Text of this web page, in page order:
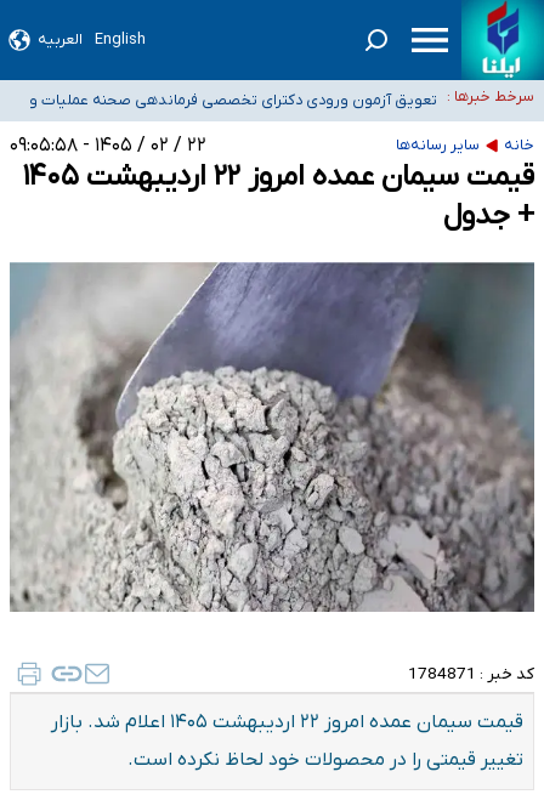
English العربیه
سرخط خبرها :
۴۰ تا ۵۰ روز گرمای نسبی در پیش داریم/ دمای تهران به ۳۸ درجه می‌رسد
هستیم، اما هنوز پاسخ مشخصی نگرفته‌ایم
تعویق آزمون ورودی دکترای تخصصی فرماندهی صحنه عملیات و
آخرین وضعیت شیوع عفونت‌های تنفسی در کشور/ خوزستان و کرمان بالاتر از
آستانه هشدار
خانه سایر رسانه‌ها ۲۲ / ۰۲ / ۱۴۰۵ - ۰۹:۰۵:۵۸
قیمت سیمان عمده امروز ۲۲ اردیبهشت ۱۴۰۵
+ جدول
کد خبر : 1784871
قیمت سیمان عمده امروز ۲۲ اردیبهشت ۱۴۰۵ اعلام شد. بازار
تغییر قیمتی را در محصولات خود لحاظ نکرده است.